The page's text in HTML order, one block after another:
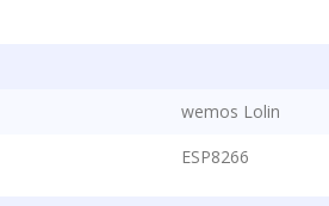
wemos Lolin
ESP8266